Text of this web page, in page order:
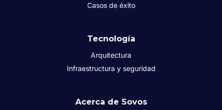
Casos de éxito
Tecnología
Arquitectura
Infraestructura y seguridad
Acerca de Sovos